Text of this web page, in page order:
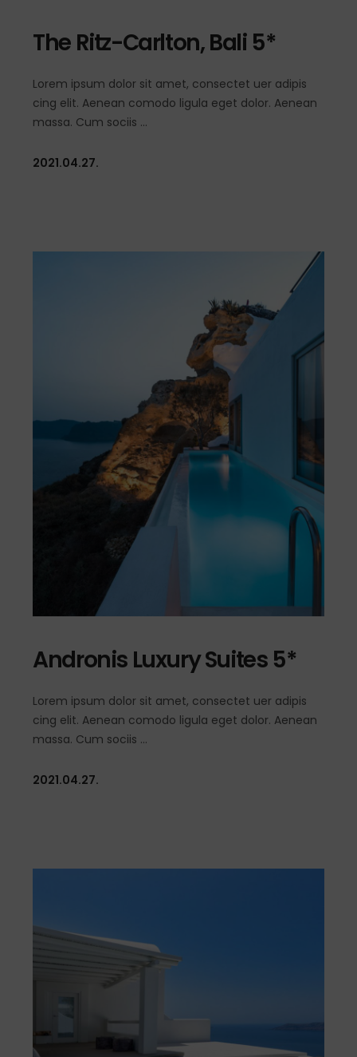
The Ritz-Carlton, Bali 5*
Lorem ipsum dolor sit amet, consectet uer adipis
cing elit. Aenean comodo ligula eget dolor. Aenean
massa. Cum sociis
2021.04.27.
Andronis Luxury Suites 5*
Lorem ipsum dolor sit amet, consectet uer adipis
cing elit. Aenean comodo ligula eget dolor. Aenean
massa. Cum sociis
2021.04.27.